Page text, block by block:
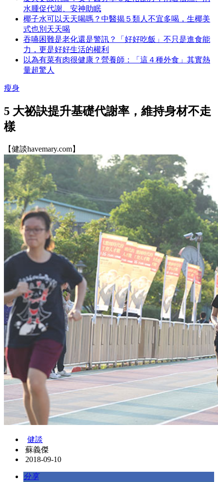
水腫促代謝、安神助眠
椰子水可以天天喝嗎？中醫揭５類人不宜多喝，生椰美
式也別天天喝
吞嚥困難是老化還是警訊？「好好吃飯」不只是進食能
力，更是好好生活的權利
以為有菜有肉很健康？營養師：「這４種外食」其實熱
量超驚人
瘦身
5 大祕訣提升基礎代謝率，維持身材不走
樣
【健談havemary.com】
健談
蘇義傑
2018-09-10
分享